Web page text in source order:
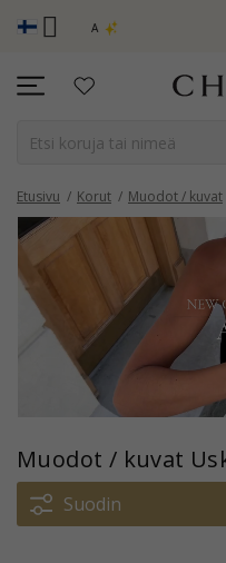
Etusivu Korut Muodot / kuvat
Muodot / kuvat
Suodin